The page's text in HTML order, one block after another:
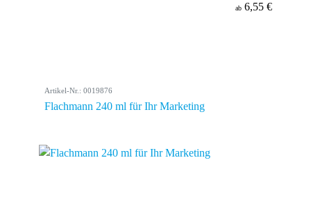
ab 6,55 €
Artikel-Nr.: 0019876
Flachmann 240 ml für Ihr Marketing